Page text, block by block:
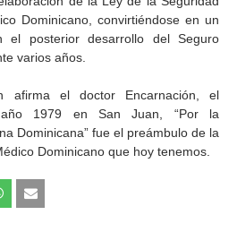
Dominicano, convirtiéndose en un
el posterior desarrollo del Seguro
varios años.
afirma el doctor Encarnación, el
1979 en San Juan, “Por la
Dominicana” fue el preámbulo de la
Dominicano que hoy tenemos.